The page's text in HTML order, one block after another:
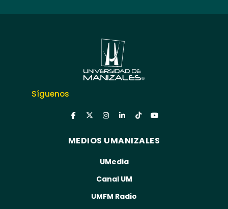
Síguenos
MEDIOS UMANIZALES
UMedia
Canal UM
UMFM Radio